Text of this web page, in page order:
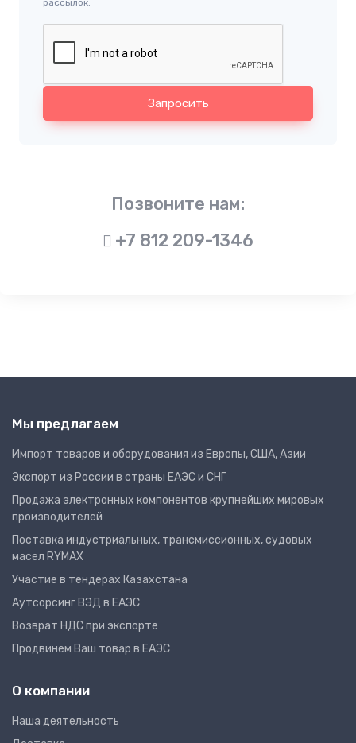
рассылок.
Запросить
Позвоните нам:
+7 812 209-1346
Мы предлагаем
Импорт товаров и оборудования из Европы, США, Азии
Экспорт из России в страны ЕАЭС и СНГ
Продажа электронных компонентов крупнейших мировых
производителей
Поставка индустриальных, трансмиссионных, судовых
масел RYMAX
Участие в тендерах Казахстана
Аутсорсинг ВЭД в ЕАЭС
Возврат НДС при экспорте
Продвинем Ваш товар в ЕАЭС
О компании
Наша деятельность